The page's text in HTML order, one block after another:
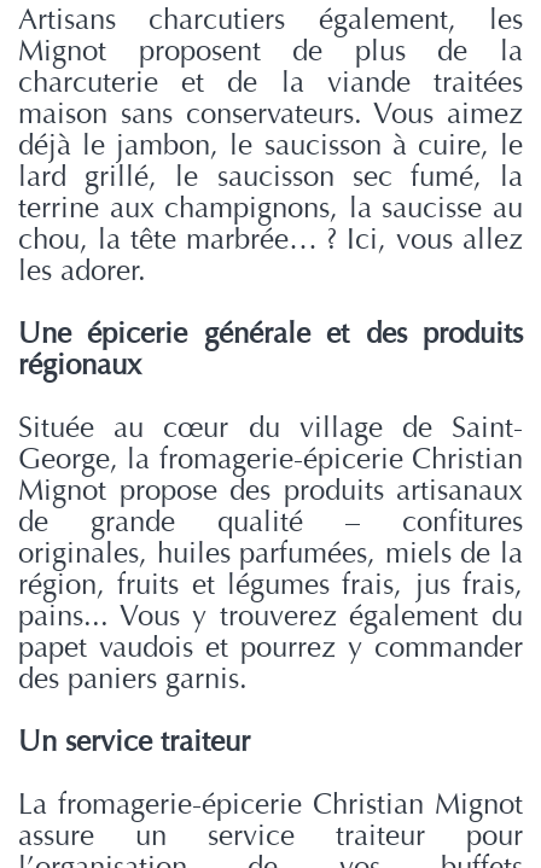
Artisans charcutiers également, les
Mignot proposent de plus de la
charcuterie et de la viande traitées
maison sans conservateurs. Vous aimez
déjà le jambon, le saucisson à cuire, le
lard grillé, le saucisson sec fumé, la
terrine aux champignons, la saucisse au
chou, la tête marbrée… ? Ici, vous allez
les adorer.
Une épicerie générale et des produits
régionaux
Située au cœur du village de Saint-
George, la fromagerie-épicerie Christian
Mignot propose des produits artisanaux
de grande qualité – confitures
originales, huiles parfumées, miels de la
région, fruits et légumes frais, jus frais,
pains... Vous y trouverez également du
papet vaudois et pourrez y commander
des paniers garnis.
Un service traiteur
La fromagerie-épicerie Christian Mignot
assure un service traiteur pour